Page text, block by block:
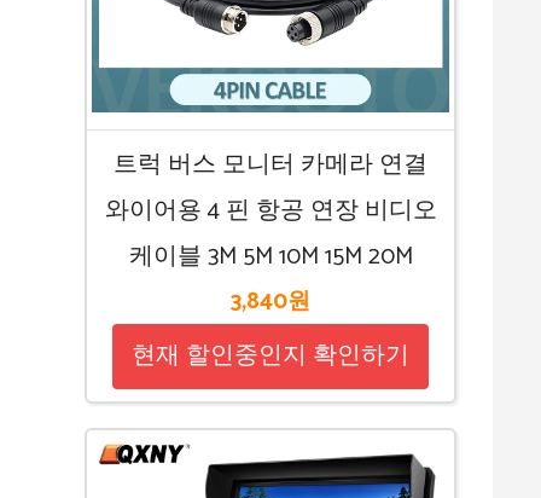
트럭 버스 모니터 카메라 연결
와이어용 4 핀 항공 연장 비디오
케이블 3M 5M 10M 15M 20M
3,840원
현재 할인중인지 확인하기